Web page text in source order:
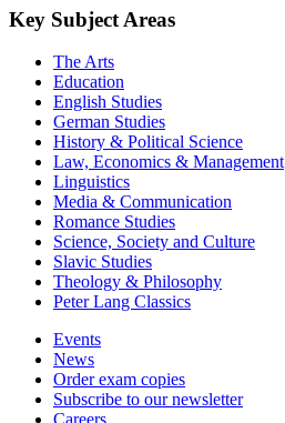
Key Subject Areas
The Arts
Education
English Studies
German Studies
History & Political Science
Law, Economics & Management
Linguistics
Media & Communication
Romance Studies
Science, Society and Culture
Slavic Studies
Theology & Philosophy
Peter Lang Classics
Events
News
Order exam copies
Subscribe to our newsletter